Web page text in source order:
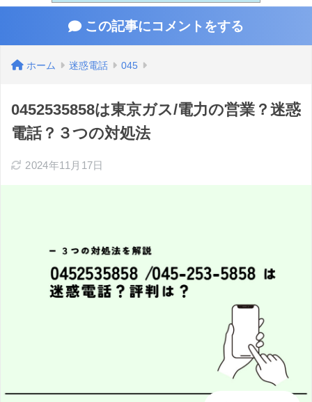
この記事にコメントをする
ホーム 迷惑電話 045
0452535858は東京ガス/電力の営業？迷惑
電話？３つの対処法
2024年11月17日